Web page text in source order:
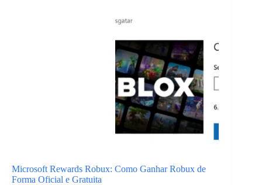
Microsoft Rewards Robux: Como Ganhar Robux de
Forma Oficial e Gratuita